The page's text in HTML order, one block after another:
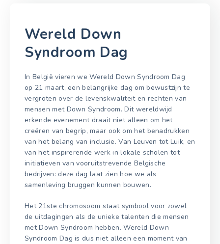
Wereld Down
Syndroom Dag
In België vieren we Wereld Down Syndroom Dag
op 21 maart, een belangrijke dag om bewustzijn te
vergroten over de levenskwaliteit en rechten van
mensen met Down Syndroom. Dit wereldwijd
erkende evenement draait niet alleen om het
creëren van begrip, maar ook om het benadrukken
van het belang van inclusie. Van Leuven tot Luik, en
van het inspirerende werk in lokale scholen tot
initiatieven van vooruitstrevende Belgische
bedrijven: deze dag laat zien hoe we als
samenleving bruggen kunnen bouwen.
Het 21ste chromosoom staat symbool voor zowel
de uitdagingen als de unieke talenten die mensen
met Down Syndroom hebben. Wereld Down
Syndroom Dag is dus niet alleen een moment van